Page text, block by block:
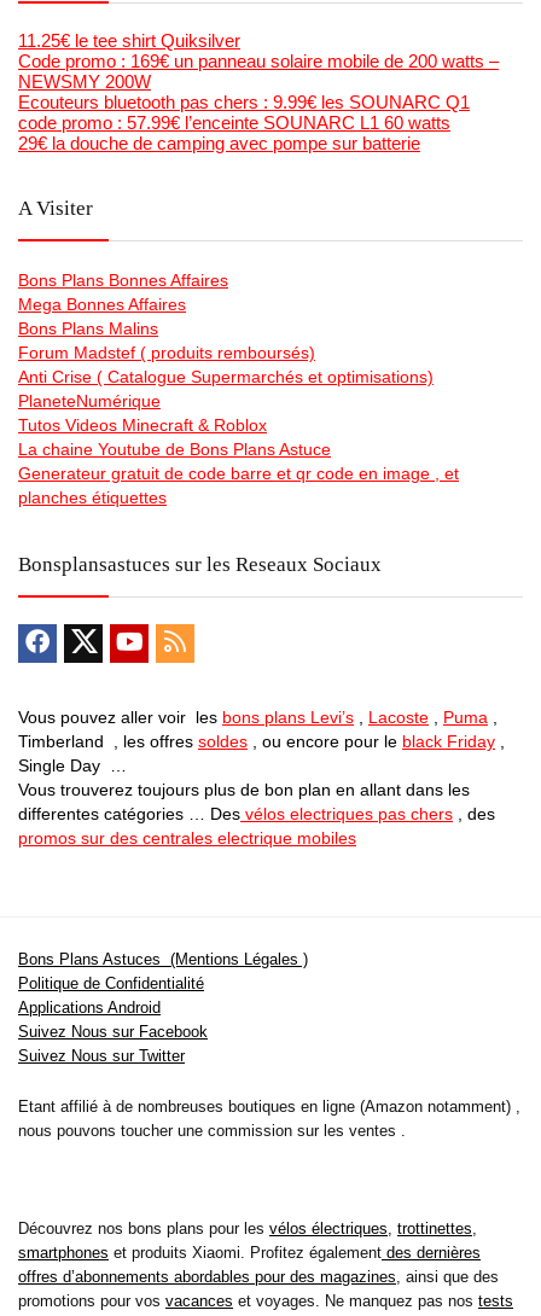
11.25€ le tee shirt Quiksilver
Code promo : 169€ un panneau solaire mobile de 200 watts –
NEWSMY 200W
Ecouteurs bluetooth pas chers : 9.99€ les SOUNARC Q1
code promo : 57.99€ l’enceinte SOUNARC L1 60 watts
29€ la douche de camping avec pompe sur batterie
A Visiter
Bons Plans Bonnes Affaires
Mega Bonnes Affaires
Bons Plans Malins
Forum Madstef ( produits remboursés)
Anti Crise ( Catalogue Supermarchés et optimisations)
PlaneteNumérique
Tutos Videos Minecraft & Roblox
La chaine Youtube de Bons Plans Astuce
Generateur gratuit de code barre et qr code en image , et
planches étiquettes
Bonsplansastuces sur les Reseaux Sociaux
Vous pouvez aller voir les bons plans Levi’s Lacoste Puma
Timberland , les offres soldes , ou encore pour le black Friday
Single Day …
Vous trouverez toujours plus de bon plan en allant dans les
differentes catégories … Des vélos electriques pas chers , des
promos sur des centrales electrique mobiles
Bons Plans Astuces (Mentions Légales )
Politique de Confidentialité
Applications Android
Suivez Nous sur Facebook
Suivez Nous sur Twitter
Etant affilié à de nombreuses boutiques en ligne (Amazon notamment) ,
nous pouvons toucher une commission sur les ventes .
Découvrez nos bons plans pour les vélos électriques, trottinettes,
smartphones et produits Xiaomi. Profitez également des dernières
offres d’abonnements abordables pour des magazines, ainsi que des
promotions pour vos vacances et voyages. Ne manquez pas nos tests